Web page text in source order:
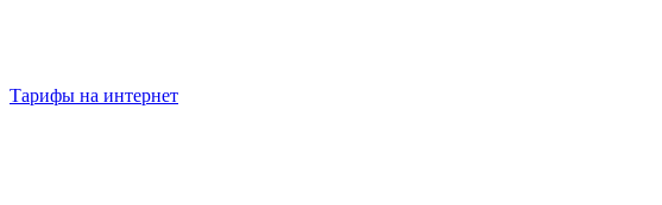
Тарифы на интернет